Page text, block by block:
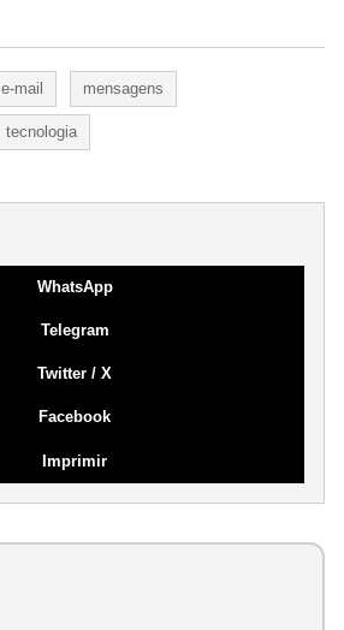
e-mail mensagens
tecnologia
WhatsApp
Telegram
Twitter / X
Facebook
Imprimir